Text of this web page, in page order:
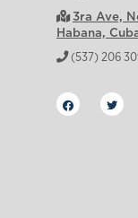
3ra Ave,
Habana,
(537) 206